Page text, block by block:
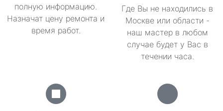
полную информацию.
Назначат цену ремонта и
время работ.
Где Вы не находились в
Москве или области -
наш мастер в любом
случае будет у Вас в
течении часа.